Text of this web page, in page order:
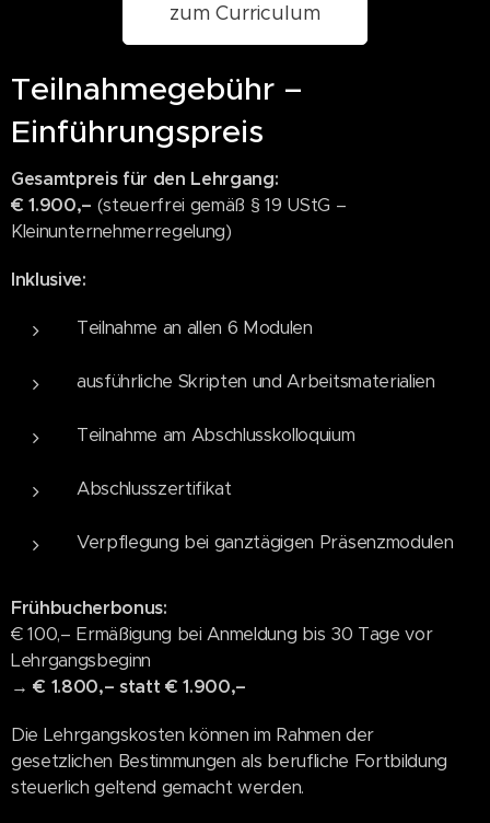
zum Curriculum
Teilnahmegebühr –
Einführungspreis
Gesamtpreis für den Lehrgang:
€ 1.900,– (steuerfrei gemäß § 19 UStG –
Kleinunternehmerregelung)
Inklusive:
Teilnahme an allen 6 Modulen
ausführliche Skripten und Arbeitsmaterialien
Teilnahme am Abschlusskolloquium
Abschlusszertifikat
Verpflegung bei ganztägigen Präsenzmodulen
Frühbucherbonus:
€ 100,– Ermäßigung bei Anmeldung bis 30 Tage vor
Lehrgangsbeginn
→€ 1.800,– statt € 1.900,–
Die Lehrgangskosten können im Rahmen der
gesetzlichen Bestimmungen als berufliche Fortbildung
steuerlich geltend gemacht werden.